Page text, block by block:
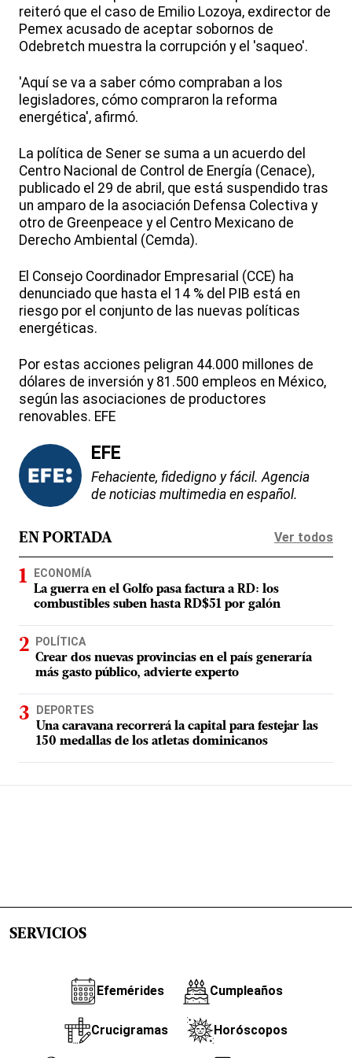
reiteró que el caso de Emilio Lozoya, exdirector de
Pemex acusado de aceptar sobornos de
Odebretch muestra la corrupción y el 'saqueo'.
'Aquí se va a saber cómo compraban a los
legisladores, cómo compraron la reforma
energética', afirmó.
La política de Sener se suma a un acuerdo del
Centro Nacional de Control de Energía (Cenace),
publicado el 29 de abril, que está suspendido tras
un amparo de la asociación Defensa Colectiva y
otro de Greenpeace y el Centro Mexicano de
Derecho Ambiental (Cemda).
El Consejo Coordinador Empresarial (CCE) ha
denunciado que hasta el 14 % del PIB está en
riesgo por el conjunto de las nuevas políticas
energéticas.
Por estas acciones peligran 44.000 millones de
dólares de inversión y 81.500 empleos en México,
según las asociaciones de productores
renovables. EFE
EFE
Fehaciente, fidedigno y fácil. Agencia
de noticias multimedia en español.
EN PORTADA Ver todos
ECONOMÍA
La guerra en el Golfo pasa factura a RD: los
combustibles suben hasta RD$51 por galón
POLÍTICA
Crear dos nuevas provincias en el país generaría
más gasto público, advierte experto
DEPORTES
Una caravana recorrerá la capital para festejar las
150 medallas de los atletas dominicanos
SERVICIOS
Efemérides Cumpleaños
Crucigramas Horóscopos